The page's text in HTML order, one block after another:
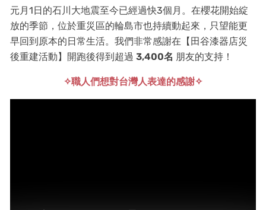
元月1日的石川大地震至今已經過快3個月。在櫻花開始綻
放的季節，位於重災區的輪島市也持續動起來，只望能更
早回到原本的日常生活。我們非常感謝在【田谷漆器店災
後重建活動】開跑後得到超過 3,400名 朋友的支持！
✧職人們想對台灣人表達的感謝✧